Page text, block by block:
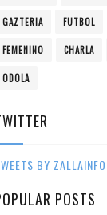
GAZTERIA FUTBOL
FEMENINO CHARLA
ODOLA
BY ZALLAINFO
POSTS